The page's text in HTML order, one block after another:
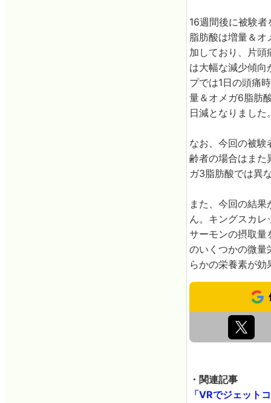
16週間後に被験
脂肪酸は増量＆
加しており、片
は大幅な減少傾
プでは1日の頭痛
量＆オメガ6脂肪
日減となりました
なお、今回の被
齢者の場合はまた
ガ3脂肪酸では異
また、今回の結
ん。キングスカ
サーモンの摂取量
のいくつかの微量
らかの栄養素が
・関連記事
「VRでジェット